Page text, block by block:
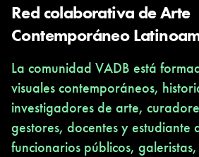
las tecnologías de la reciprocidad.
Red colaborativa de Arte
Contemporáneo
La comunidad VADB está
visuales contemporáneos,
investigadores de arte,
gestores, docentes y estudiante
funcionarios públicos,